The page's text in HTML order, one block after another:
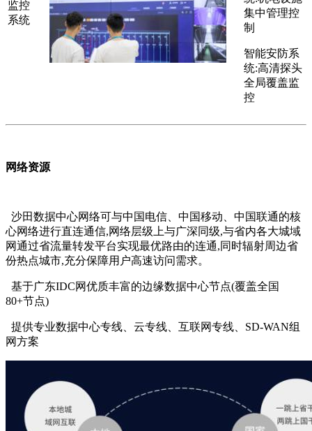
监控
系统
集中管理控
制
智能安防系
统:高清探头
全局覆盖监
控
网络资源
沙田数据中心网络可与中国电信、中国移动、中国联通的核
心网络进行直连通信,网络层级上与广深同级,与省内各大城域
网通过省流量转发平台实现最优路由的连通,同时辐射周边省
份热点城市,充分保障用户高速访问需求。
基于广东IDC网优质丰富的边缘数据中心节点(覆盖全国
80+节点)
提供专业数据中心专线、云专线、互联网专线、SD-WAN组
网方案